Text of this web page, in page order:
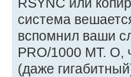
система
вспомнил ваши
PRO/1000 MT. О,
(даже